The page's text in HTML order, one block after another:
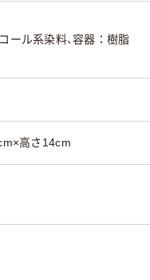
ール系染料、容器：樹脂
高さ14cm